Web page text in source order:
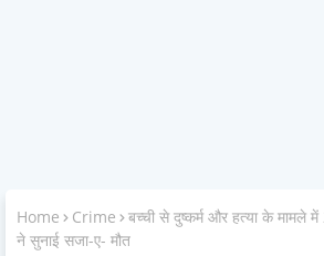
Home Crime
बच्ची से दुष्कर्म और हत्या के मामले
ने सुनाई सजा-ए- मौत